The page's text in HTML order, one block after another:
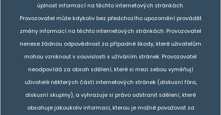
úplnost informací na těchto internetových stránkách.
Provozovatel může kdykoliv bez předchozího upozornění provádět
změny informací na těchto internetových stránkách. Provozovatel
nenese žádnou odpovědnost za případné škody, které uživatelům
mohou vzniknout v souvislosti s užíváním stránek. Provozovatel
neodpovídá za obsah sdělení, které si mezi sebou vyměňují
uživatelé některých částí internetových stránek (diskusní fóra,
diskusní skupiny), a vyhrazuje si právo odstranit sdělení, které
obsahuje jakoukoliv informaci, kterou je možné považovat za